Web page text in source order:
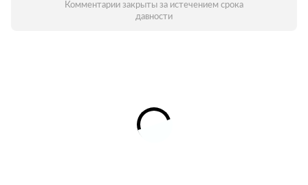
Комментарии закрыты за истечением срока
давности